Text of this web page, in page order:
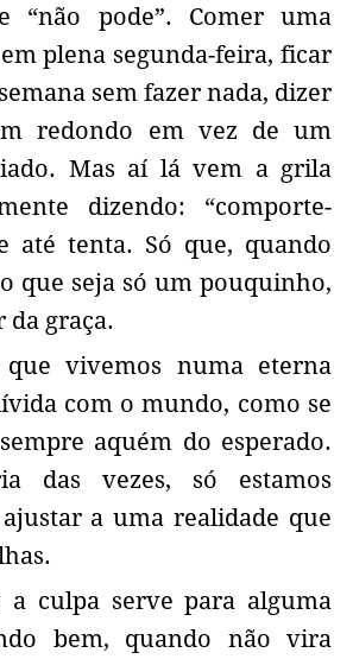
“não pode”. Comer uma
plena segunda-feira, ficar
sem fazer nada, dizer
redondo em vez de um
Mas aí lá vem a grila
dizendo: “comporte-
até tenta. Só que, quando
que seja só um pouquinho,
da graça.
vivemos numa eterna
com o mundo, como se
aquém do esperado.
das vezes, só estamos
a uma realidade que
a culpa serve para alguma
bem, quando não vira